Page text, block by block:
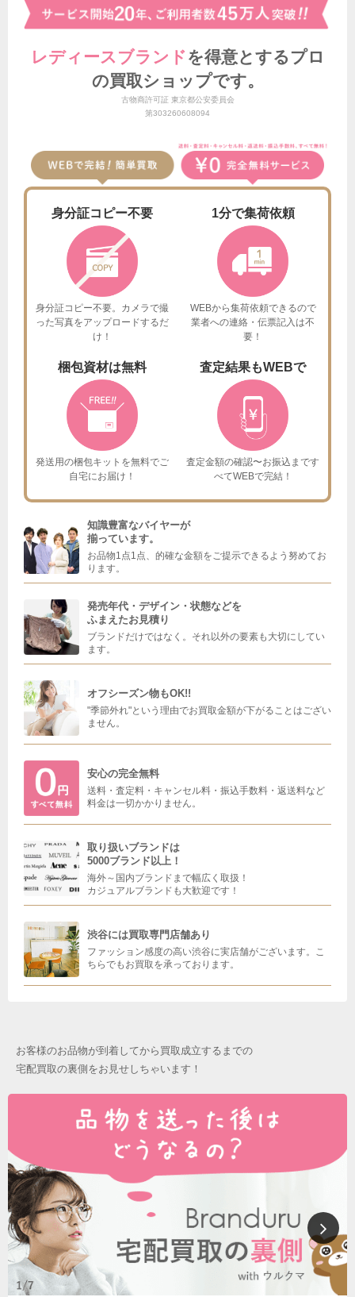
レディースブランド を得意とする プロ
の買取ショップです。
古物商許可証 東京都公安委員会
第303260608094
身分証コピー不要
身分証コピー不要。カメラで撮
った写真をアップロードするだ
け！
1分で集荷依頼
WEBから集荷依頼できるので
業者への連絡・伝票記入は不
要！
梱包資材は無料
発送用の梱包キットを無料でご
自宅にお届け！
査定結果もWEBで
査定金額の確認〜お振込まです
べてWEBで完結！
知識豊富なバイヤーが
揃っています。
お品物1点1点、的確な金額をご提示できるよう努めてお
ります。
発売年代・デザイン・状態などを
ふまえたお見積り
ブランドだけではなく。それ以外の要素も大切にしてい
ます。
オフシーズン物もOK!!
"季節外れ"という理由でお買取金額が下がることはござい
ません。
安心の完全無料
送料・査定料・キャンセル料・振込手数料・返送料など
料金は一切かかりません。
取り扱いブランドは
5000ブランド以上！
海外～国内ブランドまで幅広く取扱！
カジュアルブランドも大歓迎です！
渋谷には買取専門店舗あり
ファッション感度の高い渋谷に実店舗がございます。こ
ちらでもお買取を承っております。
お客様のお品物が到着してから買取成立するまでの
宅配買取の裏側をお見せしちゃいます！